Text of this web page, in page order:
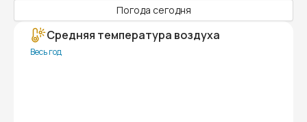
Погода сегодня
Средняя температура воздуха
Весь год